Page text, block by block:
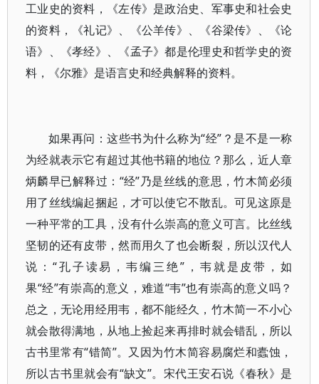
工业史的资料，《左传》是政治史、军事史和社会史
的资料，《礼记》、《公羊传》、《谷梁传》、《论
语》、《孝经》、《孟子》都是伦理史和哲学史的资
料，《尔雅》是语言史和经典解释的资料。
如果再问：这些书为什么称为“经”？是不是一称
为经就表示它有超过其他书籍的地位？那么，近人章
炳麟早已解释过：“经”乃是丝线的意思，竹木简必须
用了丝线编起捆起，才可以使它不散乱。可见这原是
一种平常的工具，没有什么崇高的意义可言。比丝线
坚韧的还有皮带，然而用久了也会断裂，所以汉代人
说：“孔子读易，韦编三绝”，韦就是皮带，如
果“经”有崇高的意义，难道“韦”也有崇高的意义吗？
总之，无论用经用韦，都不能经久，竹木简一不小心
就会散得满地，从地上捡起来再排时就会错乱，所以
古书里常有“错简”。又因为竹木简容易腐烂和蠹蚀，
所以古书里就会有“缺文”。宋代王安石说《春秋》是